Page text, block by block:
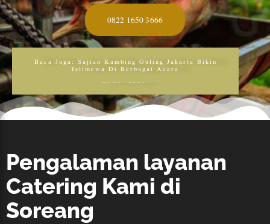
0822 1650 3666
Baca Juga: Kambing Guling Jabodetabek Sajikan
Kemewahan!
Baca Juga: Sajian Kambing Guling Jakarta Bikin
Istimewa Di Berbagai Acara
Pengalaman layanan
Catering Kami di
Soreang